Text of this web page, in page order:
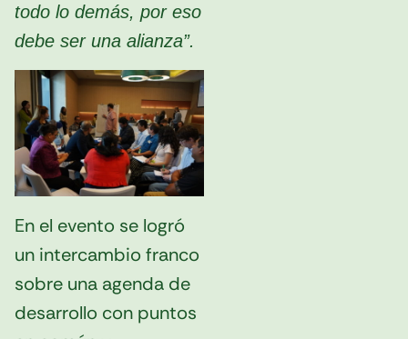
todo lo demás, por eso
debe ser una alianza”.
En el evento se logró
un intercambio franco
sobre una agenda de
desarrollo con puntos